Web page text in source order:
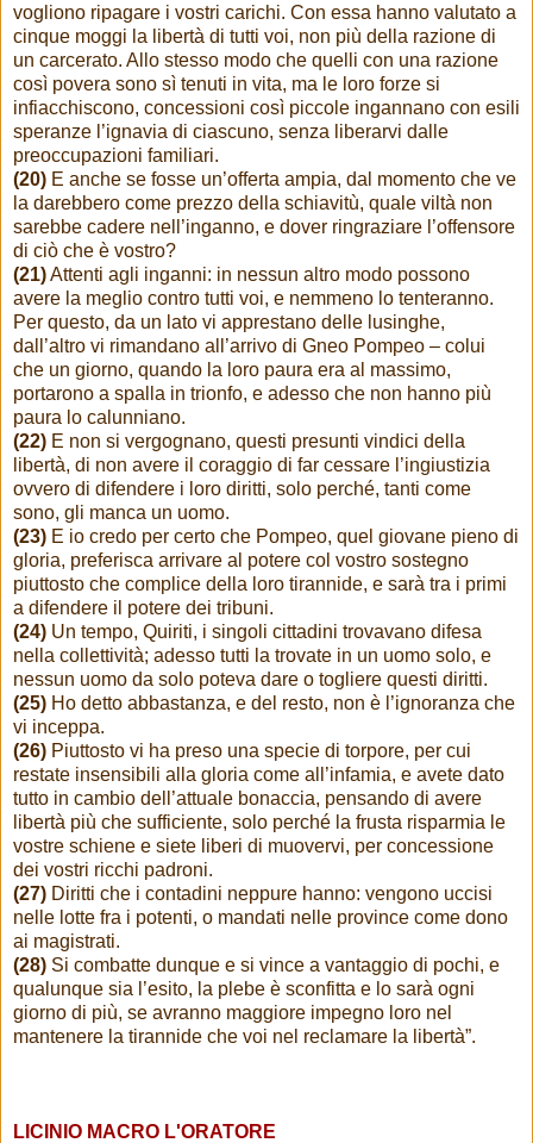
vogliono ripagare i vostri carichi. Con essa hanno valutato a
cinque moggi la libertà di tutti voi, non più della razione di
un carcerato. Allo stesso modo che quelli con una razione
così povera sono sì tenuti in vita, ma le loro forze si
infiacchiscono, concessioni così piccole ingannano con esili
speranze l’ignavia di ciascuno, senza liberarvi dalle
preoccupazioni familiari.
(20) E anche se fosse un’offerta ampia, dal momento che ve
la darebbero come prezzo della schiavitù, quale viltà non
sarebbe cadere nell’inganno, e dover ringraziare l’offensore
di ciò che è vostro?
(21)Attenti agli inganni: in nessun altro modo possono
avere la meglio contro tutti voi, e nemmeno lo tenteranno.
Per questo, da un lato vi apprestano delle lusinghe,
dall’altro vi rimandano all’arrivo di Gneo Pompeo – colui
che un giorno, quando la loro paura era al massimo,
portarono a spalla in trionfo, e adesso che non hanno più
paura lo calunniano.
(22) E non si vergognano, questi presunti vindici della
libertà, di non avere il coraggio di far cessare l’ingiustizia
ovvero di difendere i loro diritti, solo perché, tanti come
sono, gli manca un uomo.
(23) E io credo per certo che Pompeo, quel giovane pieno di
gloria, preferisca arrivare al potere col vostro sostegno
piuttosto che complice della loro tirannide, e sarà tra i primi
a difendere il potere dei tribuni.
(24) Un tempo, Quiriti, i singoli cittadini trovavano difesa
nella collettività; adesso tutti la trovate in un uomo solo, e
nessun uomo da solo poteva dare o togliere questi diritti.
(25) Ho detto abbastanza, e del resto, non è l’ignoranza che
vi inceppa.
(26) Piuttosto vi ha preso una specie di torpore, per cui
restate insensibili alla gloria come all’infamia, e avete dato
tutto in cambio dell’attuale bonaccia, pensando di avere
libertà più che sufficiente, solo perché la frusta risparmia le
vostre schiene e siete liberi di muovervi, per concessione
dei vostri ricchi padroni.
(27) Diritti che i contadini neppure hanno: vengono uccisi
nelle lotte fra i potenti, o mandati nelle province come dono
ai magistrati.
(28) Si combatte dunque e si vince a vantaggio di pochi, e
qualunque sia l’esito, la plebe è sconfitta e lo sarà ogni
giorno di più, se avranno maggiore impegno loro nel
mantenere la tirannide che voi nel reclamare la libertà”.
LICINIO MACRO L'ORATORE